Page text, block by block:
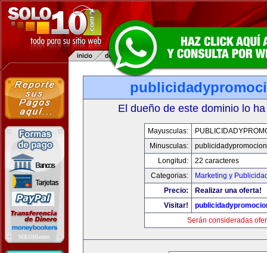
El dueño de este dominio lo
Mayusculas:
Minusculas:
Longitud:
22 caracteres
Categorias:
Marketing y
Precio:
Realizar una oferta!
Visitar!
Serán consideradas